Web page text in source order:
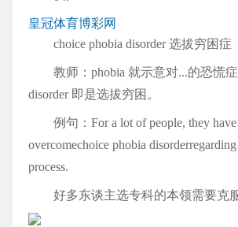
皇冠体育博彩网
choice phobia disorder 选拔穷困症
教师：phobia 就示意对...的恐慌症
disorder 即是选拔穷困。
例句：For a lot of people, they
overcomechoice phobia
process.
好多东谈主选专科的本领需要克